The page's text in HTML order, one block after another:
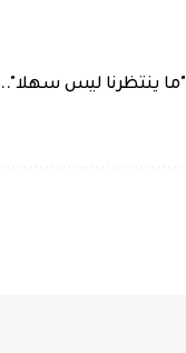
"ما ينتظرنا ليس سهلا"..